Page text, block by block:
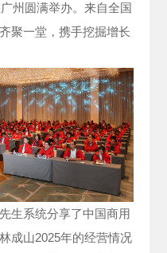
州圆满举办。来自全国
聚一堂，携手挖掘增长
生系统分享了中国商用
成山2025年的经营情况